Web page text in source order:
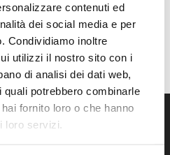
contenuti ed
dei social media e per
Condividiamo inoltre
utilizzi il nostro sito con i
di analisi dei dati web,
potrebbero combinarle
fornito loro o che hanno
loro servizi.